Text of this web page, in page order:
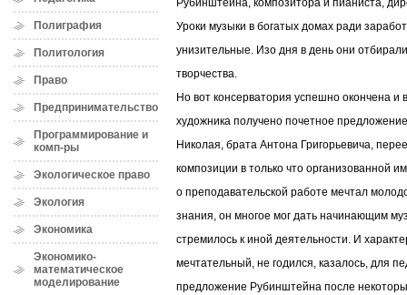
Полиграфия
Политология
Право
Предпринимательство
Программирование и
комп-ры
Экологическое право
Экология
Экономика
Экономико-
математическое
моделирование
Рубинштейна, композитора и пианиста,
Уроки музыки в богатых домах ради
унизительные. Изо дня в день они
творчества.
Но вот консерватория успешно окончена и
художника получено почетное
Николая, брата Антона Григорьевича,
композиции в только что организованной
о преподавательской работе мечтал
знания, он многое мог дать начинающим
стремилось к иной деятельности. И
мечтательный, не годился, казалось, для
предложение Рубинштейна после